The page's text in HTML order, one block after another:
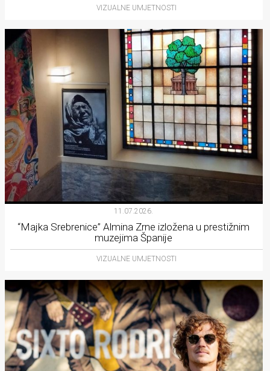
VIZUALNE UMJETNOSTI
11.07.2026.
“Majka Srebrenice” Almina Zrne izložena u prestižnim
muzejima Španije
VIZUALNE UMJETNOSTI